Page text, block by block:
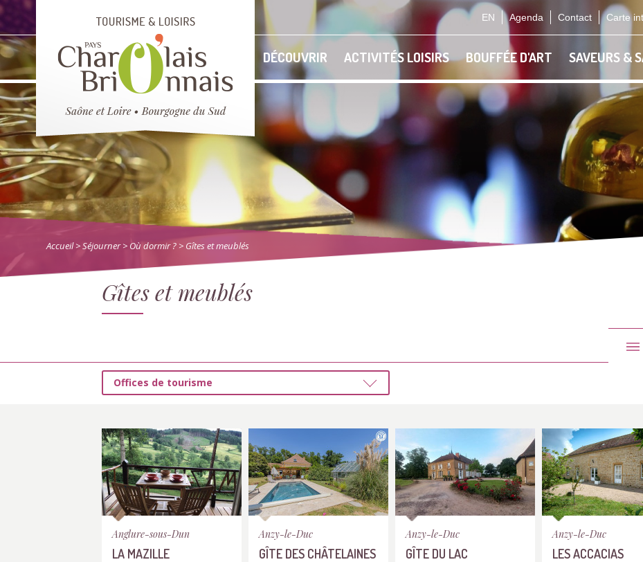
EN Agenda Contact Carte
DÉCOUVRIR ACTIVITÉS LOISIRS BOUFFÉE D'ART SAVEURS &
Accueil> Séjourner> Où dormir ? > Gîtes et meublés
Gîtes et meublés
Offices de tourisme
Anglure-sous-Dun
LA MAZILLE
Anzy-le-Duc
GÎTE DES CHÂTELAINES
Anzy-le-Duc
GÎTE DU LAC
Anzy-le-Duc
LES ACCACIAS